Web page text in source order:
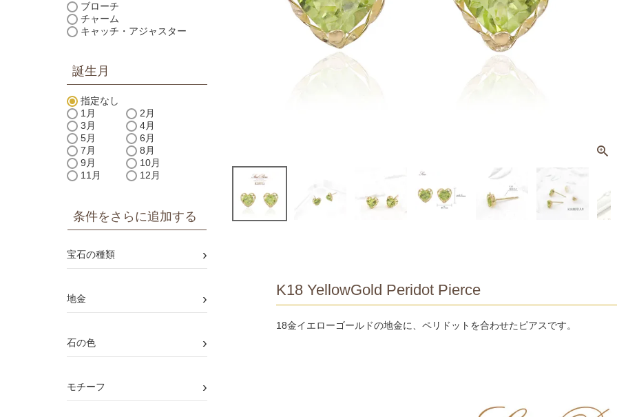
ブローチ
チャーム
キャッチ・アジャスター
誕生月
指定なし
1月
2月
3月
4月
5月
6月
7月
8月
9月
10月
11月
12月
条件をさらに追加する
宝石の種類 ›
地金 ›
石の色 ›
モチーフ ›
K18 YellowGold Peridot Pierce
18金イエローゴールドの地金に、ペリドットを合わせたピアスです。